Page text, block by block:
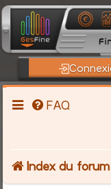
FAQ
Index du forum